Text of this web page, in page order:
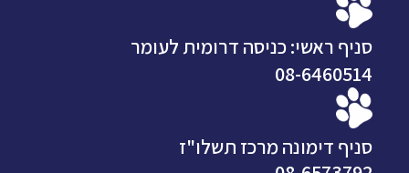
סניף ראשי: כניסה דרומית לעומר
08-6460514
סניף דימונה מרכז תשלו"ז